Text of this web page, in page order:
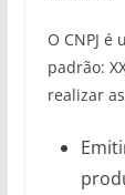
O CNPJ
padrão:
realizar